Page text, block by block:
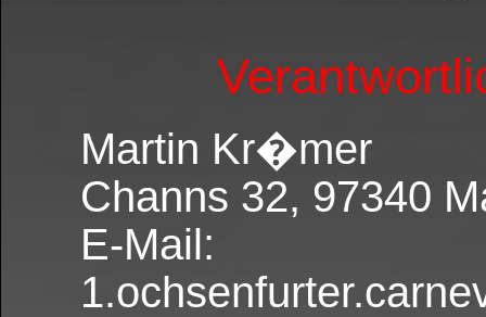
Martin Kr�mer
Channs 32, 97340
E-Mail: